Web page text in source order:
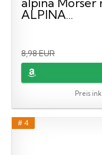
ALPINA...
8,98 EUR
Preis
# 4